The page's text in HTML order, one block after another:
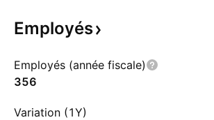
Employés
Employés (année fiscale)
356
Variation (1Y)